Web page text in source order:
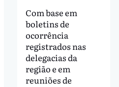
Com base em
boletins de
ocorrência
registrados nas
delegacias da
região e em
reuniões de